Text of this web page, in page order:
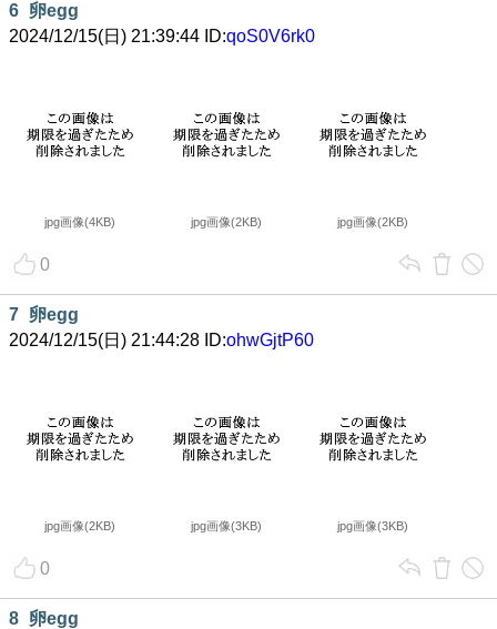
6 卵egg
2024/12/15(日) 21:39:44 ID:qoS0V6rk0
jpg画像(4KB) jpg画像(2KB) jpg画像(2KB)
0
7 卵egg
2024/12/15(日) 21:44:28 ID:ohwGjtP60
jpg画像(2KB) jpg画像(3KB) jpg画像(3KB)
0
8 卵egg